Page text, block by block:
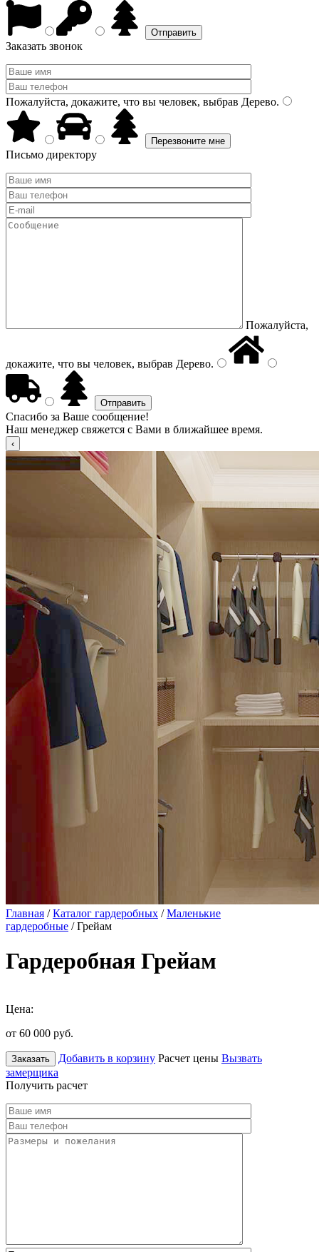
Заказать звонок
Пожалуйста, докажите, что вы человек, выбрав Дерево.
Письмо директору
Пожалуйста,
докажите, что вы человек, выбрав Дерево.
Спасибо за Ваше сообщение!
Наш менеджер свяжется с Вами в ближайшее время.
Главная /Каталог гардеробных /Маленькие
гардеробные / Грейам
Гардеробная Грейам
Цена:
от 60 000 руб.
Заказать Добавить в корзину Расчет цены Вызвать
замерщика
Получить расчет